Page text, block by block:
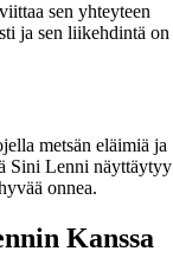
sen yhteyteen
ja sen liikehdintä on
metsän eläimiä ja
Sini Lenni näyttäytyy
onnea.
Kanssa